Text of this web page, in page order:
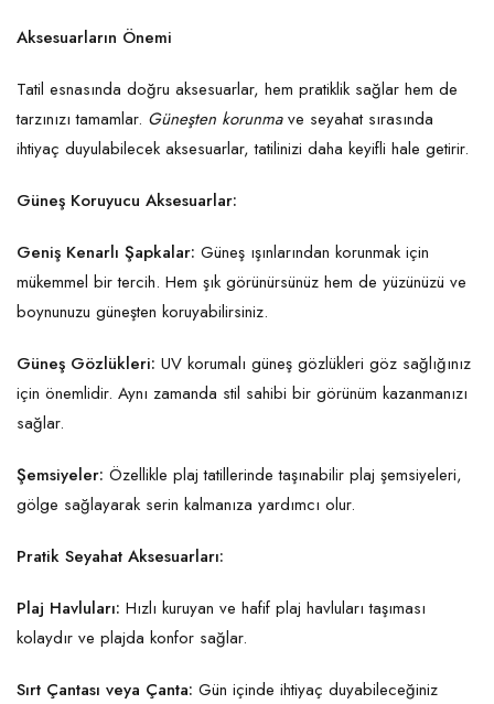
Aksesuarların Önemi
Tatil esnasında doğru aksesuarlar, hem pratiklik sağlar hem de
tarzınızı tamamlar. Güneşten korunmave seyahat sırasında
ihtiyaç duyulabilecek aksesuarlar, tatilinizi daha keyifli hale getirir.
Güneş Koruyucu Aksesuarlar:
Geniş Kenarlı Şapkalar: Güneş ışınlarından korunmak için
mükemmel bir tercih. Hem şık görünürsünüz hem de yüzünüzü ve
boynunuzu güneşten koruyabilirsiniz.
Güneş Gözlükleri: UV korumalı güneş gözlükleri göz sağlığınız
için önemlidir. Aynı zamanda stil sahibi bir görünüm kazanmanızı
sağlar.
Şemsiyeler: Özellikle plaj tatillerinde taşınabilir plaj şemsiyeleri,
gölge sağlayarak serin kalmanıza yardımcı olur.
Pratik Seyahat Aksesuarları:
Plaj Havluları: Hızlı kuruyan ve hafif plaj havluları taşıması
kolaydır ve plajda konfor sağlar.
Sırt Çantası veya Çanta: Gün içinde ihtiyaç duyabileceğiniz